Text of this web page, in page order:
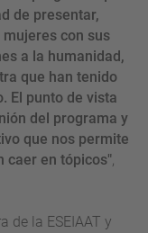
de presentar,
con sus
a la humanidad,
que han tenido
El punto de vista
del programa y
que nos permite
caer en tópicos",
de la ESEIAAT y